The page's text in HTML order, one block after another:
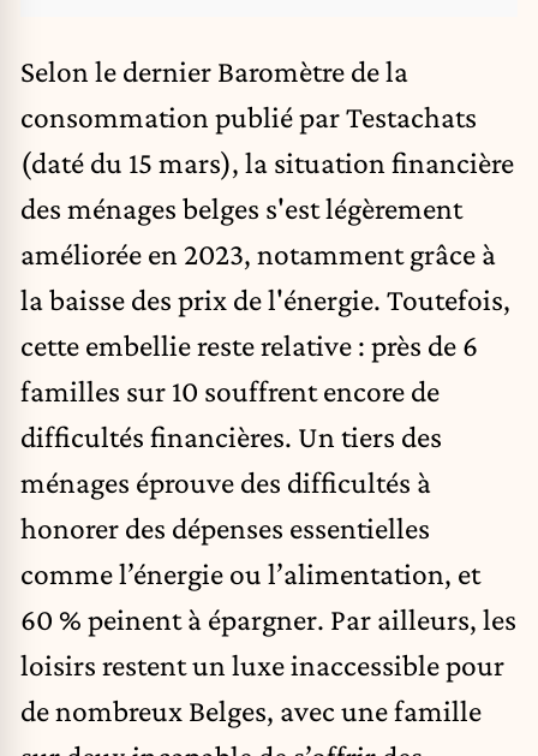
Selon le dernier Baromètre de la
consommation publié par Testachats
(daté du 15 mars), la situation financière
des ménages belges s'est légèrement
améliorée en 2023, notamment grâce à
la baisse des prix de l'énergie. Toutefois,
cette embellie reste relative : près de 6
familles sur 10 souffrent encore de
difficultés financières. Un tiers des
ménages éprouve des difficultés à
honorer des dépenses essentielles
comme l’énergie ou l’alimentation, et
60 % peinent à épargner. Par ailleurs, les
loisirs restent un luxe inaccessible pour
de nombreux Belges, avec une famille